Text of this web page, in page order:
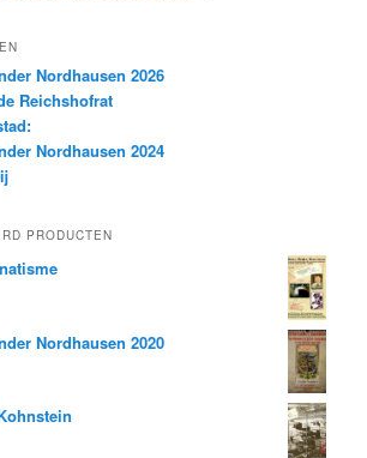
Nordhausen 2026
Reichshofrat
Nordhausen 2024
PRODUCTEN
Nordhausen 2020